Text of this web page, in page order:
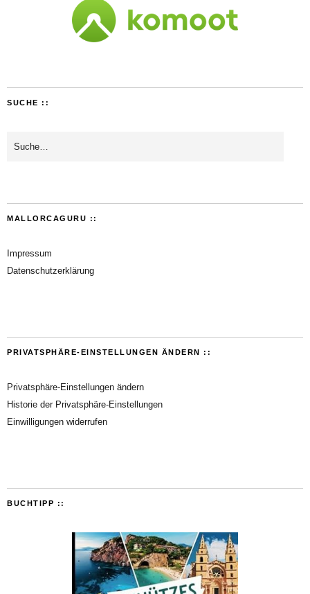
SUCHE ::
MALLORCAGURU ::
Impressum
Datenschutzerklärung
PRIVATSPHÄRE-EINSTELLUNGEN ÄNDERN ::
Privatsphäre-Einstellungen ändern
Historie der Privatsphäre-Einstellungen
Einwilligungen widerrufen
BUCHTIPP ::